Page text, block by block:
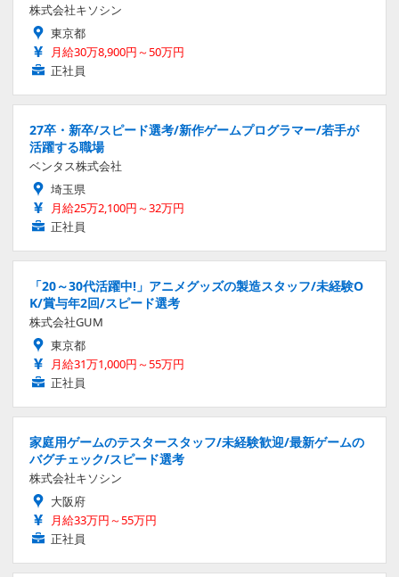
株式会社キソシン
東京都
月給30万8,900円～50万円
正社員
27卒・新卒/スピード選考/新作ゲームプログラマー/若手が
活躍する職場
ベンタス株式会社
埼玉県
月給25万2,100円～32万円
正社員
「20～30代活躍中!」アニメグッズの製造スタッフ/未経験O
K/賞与年2回/スピード選考
株式会社GUM
東京都
月給31万1,000円～55万円
正社員
家庭用ゲームのテスタースタッフ/未経験歓迎/最新ゲームの
バグチェック/スピード選考
株式会社キソシン
大阪府
月給33万円～55万円
正社員